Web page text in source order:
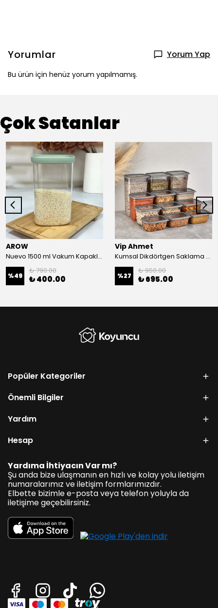
Yorumlar Yorum Yap
Bu ürün için henüz yorum yapılmamış.
Çok Satanlar
AROW
Nuevo 1500 ml Vakum Kapaklı Saklama Kabı
%49
₺ 790.00
₺ 400.00
Vip Ahmet
Kumsal Dikdörtgen Saklama Kabı 12 Li Set
%27
₺ 950.00
₺ 695.00
Popüler Kategoriler
Önemli Bilgiler
Yardım
Hesap
Yardıma İhtiyacın Var mı?
Şu anda bize ulaşmanın en hızlı ve kolay yolu iletişim
numaralarımız ve iletişim formlarımızdır.
Elbette bizimle e-posta veya telefon yoluyla da
iletişime geçebilirsiniz.